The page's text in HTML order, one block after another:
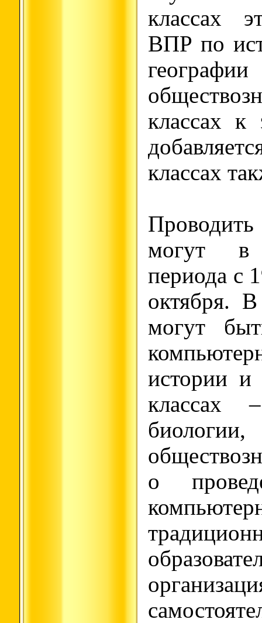
классах
ВПР по
классах к
классах
могут
периода с
октября.
могут
истории и
классах
о